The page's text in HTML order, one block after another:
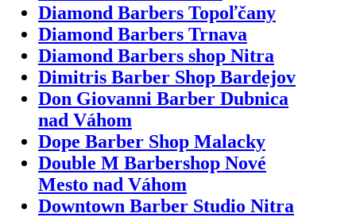
Diamond Barbers Topoľčany
Diamond Barbers Trnava
Diamond Barbers shop Nitra
Dimitris Barber Shop Bardejov
Don Giovanni Barber Dubnica
nad Váhom
Dope Barber Shop Malacky
Double M Barbershop Nové
Mesto nad Váhom
Downtown Barber Studio Nitra